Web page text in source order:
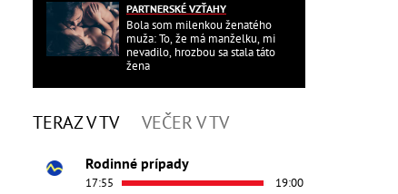
PARTNERSKÉ VZŤAHY
Bola som milenkou ženatého
muža: To, že má manželku, mi
nevadilo, hrozbou sa stala táto
žena
TERAZ V TV VEČER V TV
Rodinné prípady
17:55 19:00